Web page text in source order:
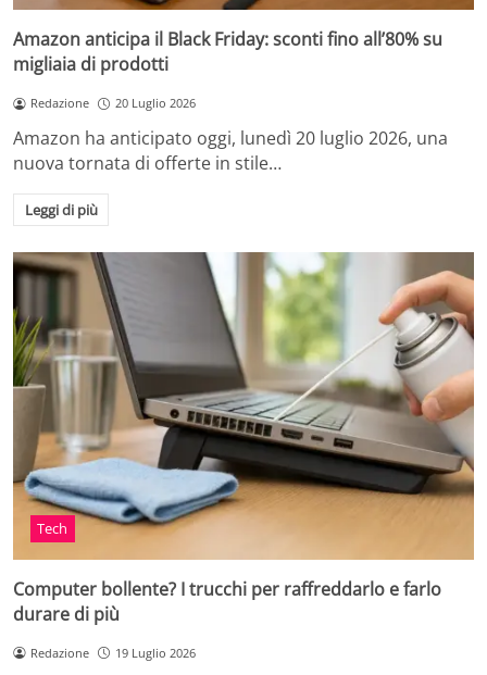
Amazon anticipa il Black Friday: sconti fino all’80% su
migliaia di prodotti
Redazione 20 Luglio 2026
Amazon ha anticipato oggi, lunedì 20 luglio 2026, una
nuova tornata di offerte in stile…
Leggi di più
Tech
Computer bollente? I trucchi per raffreddarlo e farlo
durare di più
Redazione 19 Luglio 2026